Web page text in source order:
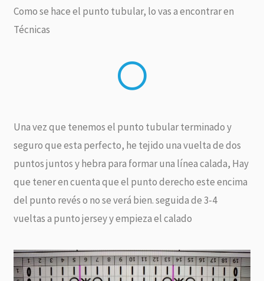
Como se hace el punto tubular, lo vas a encontrar en
Técnicas
Una vez que tenemos el punto tubular terminado y
seguro que esta perfecto, he tejido una vuelta de dos
puntos juntos y hebra para formar una línea calada, Hay
que tener en cuenta que el punto derecho este encima
del punto revés o no se verá bien. seguida de 3-4
vueltas a punto jersey y empieza el calado